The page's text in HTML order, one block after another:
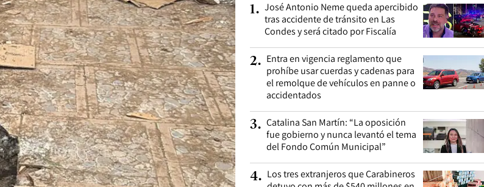
1. José Antonio Neme queda apercibido
tras accidente de tránsito en Las
Condes y será citado por Fiscalía
2. Entra en vigencia reglamento que
prohíbe usar cuerdas y cadenas para
el remolque de vehículos en panne o
accidentados
3. Catalina San Martín: “La oposición
fue gobierno y nunca levantó el tema
del Fondo Común Municipal”
4. Los tres extranjeros que Carabineros